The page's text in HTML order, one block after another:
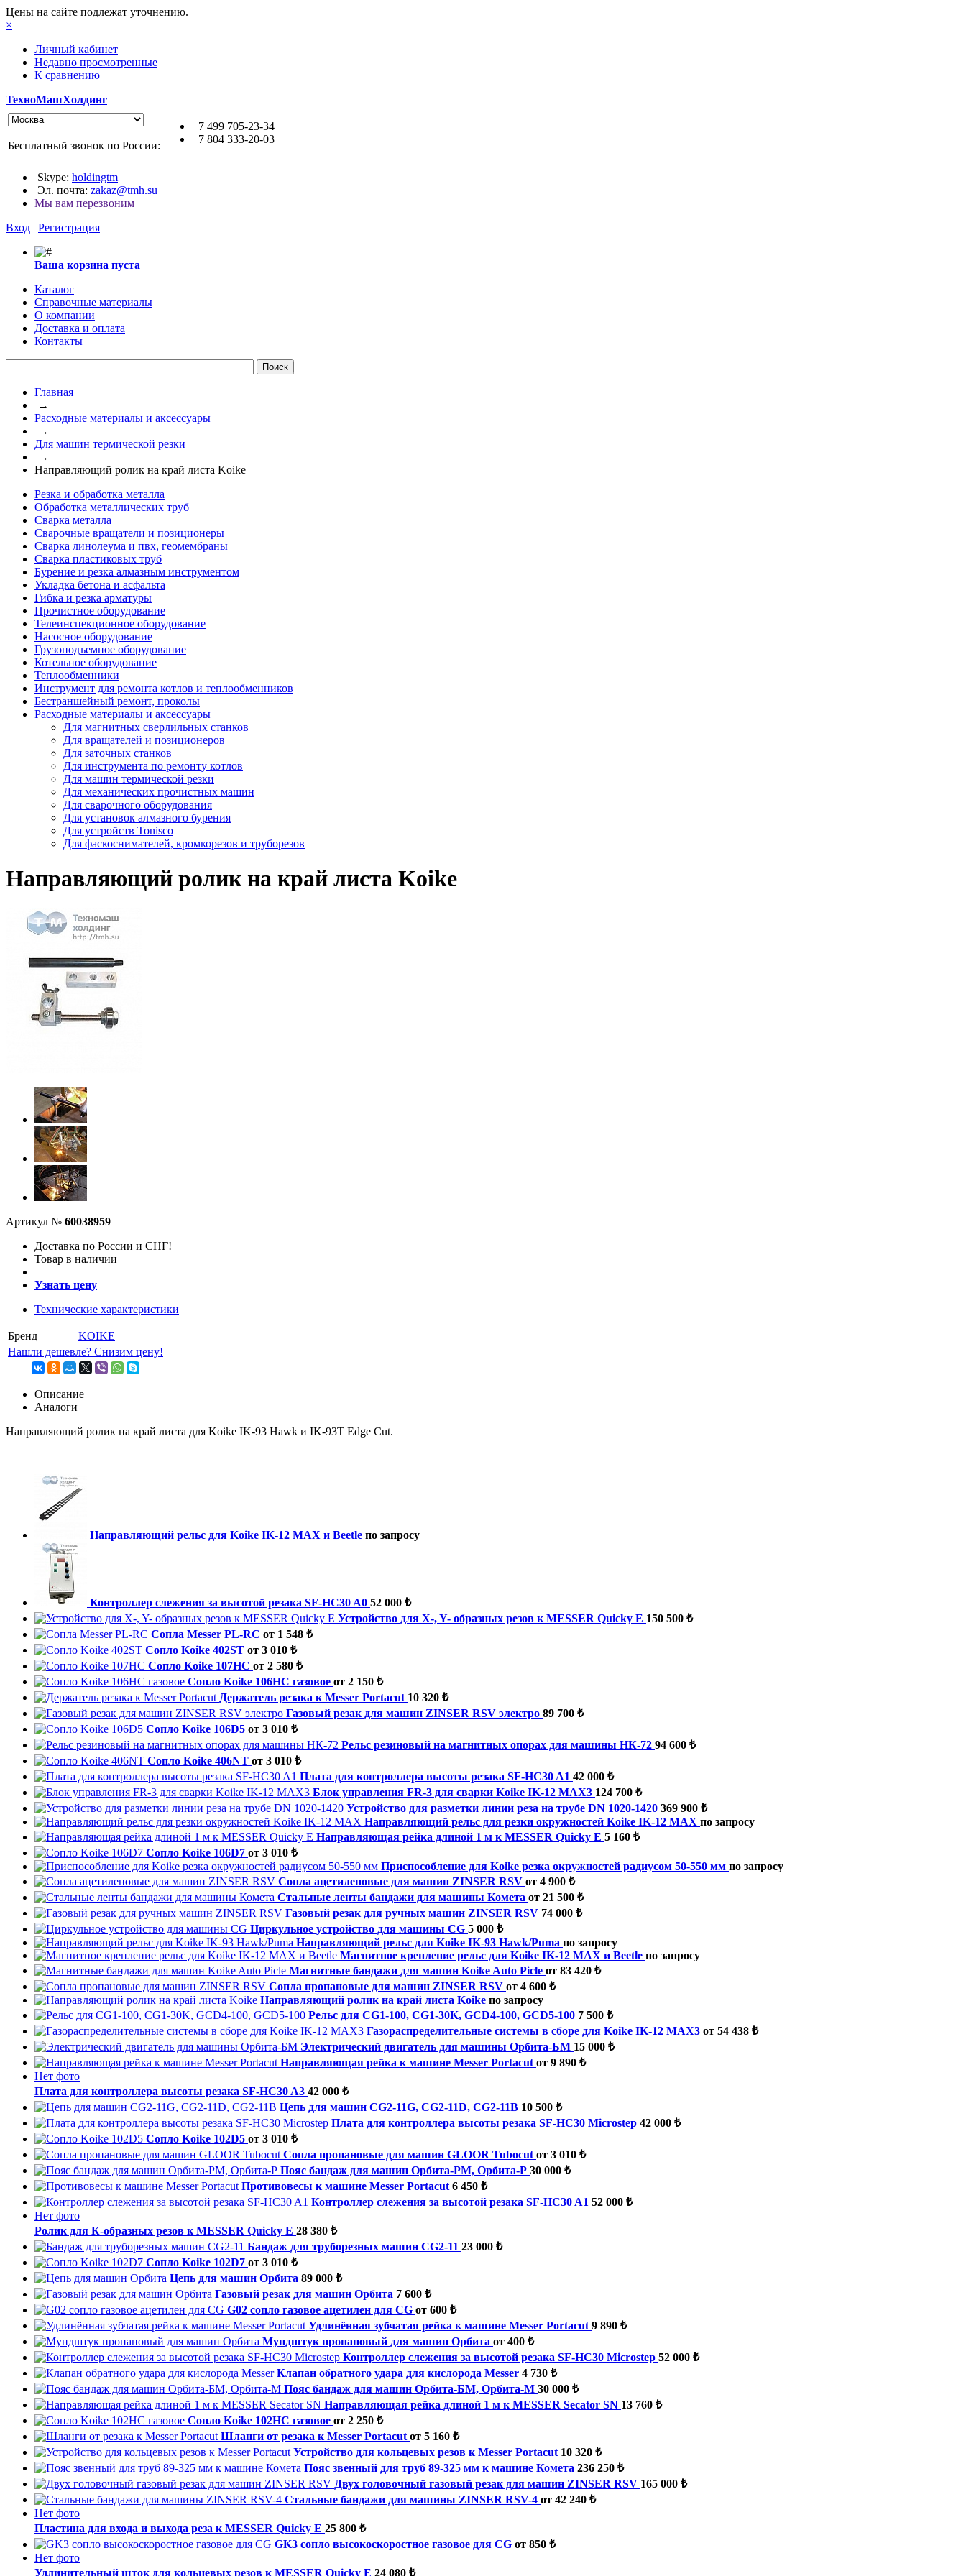
Цены на сайте подлежат уточнению.
×
Личный кабинет
Недавно просмотренные
К сравнению
ТехноМашХолдинг
+7 499 705-23-34
+7 804 333-20-03
Бесплатный звонок по России:
Skype: holdingtm
Эл. почта: zakaz@tmh.su
Мы вам перезвоним
Вход | Регистрация
Ваша корзина пуста
Каталог
Справочные материалы
О компании
Доставка и оплата
Контакты
Главная
→
Расходные материалы и аксессуары
→
Для машин термической резки
→
Направляющий ролик на край листа Koike
Резка и обработка металла
Обработка металлических труб
Сварка металла
Сварочные вращатели и позиционеры
Сварка линолеума и пвх, геомембраны
Сварка пластиковых труб
Бурение и резка алмазным инструментом
Укладка бетона и асфальта
Гибка и резка арматуры
Прочистное оборудование
Телеинспекционное оборудование
Насосное оборудование
Грузоподъемное оборудование
Котельное оборудование
Теплообменники
Инструмент для ремонта котлов и теплообменников
Бестраншейный ремонт, проколы
Расходные материалы и аксессуары
Для магнитных сверлильных станков
Для вращателей и позиционеров
Для заточных станков
Для инструмента по ремонту котлов
Для машин термической резки
Для механических прочистных машин
Для сварочного оборудования
Для установок алмазного бурения
Для устройств Tonisco
Для фаскоснимателей, кромкорезов и труборезов
Направляющий ролик на край листа Koike
Артикул № 60038959
Доставка по России и СНГ!
Товар в наличии
Узнать цену
Технические характеристики
Бренд
KOIKE
Нашли дешевле? Снизим цену!
Описание
Аналоги
Направляющий ролик на край листа для Koike IK-93 Hawk и IK-93T Edge Cut.
Направляющий рельс для Koike IK-12 MAX и Beetle по запросу
Контроллер слежения за высотой резака SF-HC30 A0 52 000 ₺
Устройство для X-, Y- образных резов к MESSER Quicky E 150 500 ₺
Сопла Messer PL-RC от 1 548 ₺
Сопло Koike 402ST от 3 010 ₺
Сопло Koike 107HC от 2 580 ₺
Сопло Koike 106НС газовое от 2 150 ₺
Держатель резака к Messer Portacut 10 320 ₺
Газовый резак для машин ZINSER RSV электро 89 700 ₺
Сопло Koike 106D5 от 3 010 ₺
Рельс резиновый на магнитных опорах для машины НК-72 94 600 ₺
Сопло Koike 406NT от 3 010 ₺
Плата для контроллера высоты резака SF-HC30 A1 42 000 ₺
Блок управления FR-3 для сварки Koike IK-12 MAX3 124 700 ₺
Устройство для разметки линии реза на трубе DN 1020-1420 369 900 ₺
Направляющий рельс для резки окружностей Koike IK-12 MAX по запросу
Направляющая рейка длиной 1 м к MESSER Quicky E 5 160 ₺
Сопло Koike 106D7 от 3 010 ₺
Приспособление для Koike резка окружностей радиусом 50-550 мм по запросу
Cопла ацетиленовые для машин ZINSER RSV от 4 900 ₺
Стальные ленты бандажи для машины Комета от 21 500 ₺
Газовый резак для ручных машин ZINSER RSV 74 000 ₺
Циркульное устройство для машины CG 5 000 ₺
Направляющий рельс для Koike IK-93 Hawk/Puma по запросу
Магнитное крепление рельс для Koike IK-12 MAX и Beetle по запросу
Магнитные бандажи для машин Koike Auto Picle от 83 420 ₺
Cопла пропановые для машин ZINSER RSV от 4 600 ₺
Направляющий ролик на край листа Koike по запросу
Рельс для CG1-100, CG1-30K, GCD4-100, GCD5-100 7 500 ₺
Газораспределительные системы в сборе для Koike IK-12 MAX3 от 54 438 ₺
Электрический двигатель для машины Орбита-БМ 15 000 ₺
Направляющая рейка к машине Messer Portacut от 9 890 ₺
Нет фото
Плата для контроллера высоты резака SF-HC30 A3 42 000 ₺
Цепь для машин CG2-11G, CG2-11D, CG2-11B 10 500 ₺
Плата для контроллера высоты резака SF-HC30 Microstep 42 000 ₺
Сопло Koike 102D5 от 3 010 ₺
Cопла пропановые для машин GLOOR Tubocut от 3 010 ₺
Пояс бандаж для машин Орбита-РМ, Орбита-Р 30 000 ₺
Противовесы к машине Messer Portacut 6 450 ₺
Контроллер слежения за высотой резака SF-HC30 A1 52 000 ₺
Нет фото
Ролик для К-образных резов к MESSER Quicky E 28 380 ₺
Бандаж для труборезных машин CG2-11 23 000 ₺
Сопло Koike 102D7 от 3 010 ₺
Цепь для машин Орбита 89 000 ₺
Газовый резак для машин Орбита 7 600 ₺
G02 сопло газовое ацетилен для CG от 600 ₺
Удлинённая зубчатая рейка к машине Messer Portacut 9 890 ₺
Мундштук пропановый для машин Орбита от 400 ₺
Контроллер слежения за высотой резака SF-HC30 Microstep 52 000 ₺
Клапан обратного удара для кислорода Messer 4 730 ₺
Пояс бандаж для машин Орбита-БМ, Орбита-М 30 000 ₺
Направляющая рейка длиной 1 м к MESSER Secator SN 13 760 ₺
Сопло Koike 102НС газовое от 2 250 ₺
Шланги от резака к Messer Portacut от 5 160 ₺
Устройство для кольцевых резов к Messer Portacut 10 320 ₺
Пояс звенный для труб 89-325 мм к машине Комета 236 250 ₺
Двух головочный газовый резак для машин ZINSER RSV 165 000 ₺
Стальные бандажи для машины ZINSER RSV-4 от 42 240 ₺
Нет фото
Пластина для входа и выхода реза к MESSER Quicky E 25 800 ₺
GK3 сопло высокоскоростное газовое для CG от 850 ₺
Нет фото
Удлинительный шток для кольцевых резов к MESSER Quicky E 24 080 ₺